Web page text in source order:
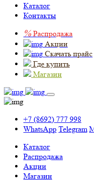
Каталог
Контакты
% Распродажа
Акции
Скачать прайс
Где купить
Магазин
+7 (8692) 777 998
WhatsApp Telegram
Каталог
Распродажа
Акции
Магазин